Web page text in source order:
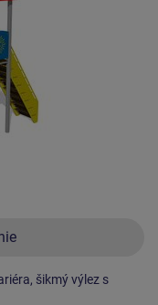
šikmý výlez s